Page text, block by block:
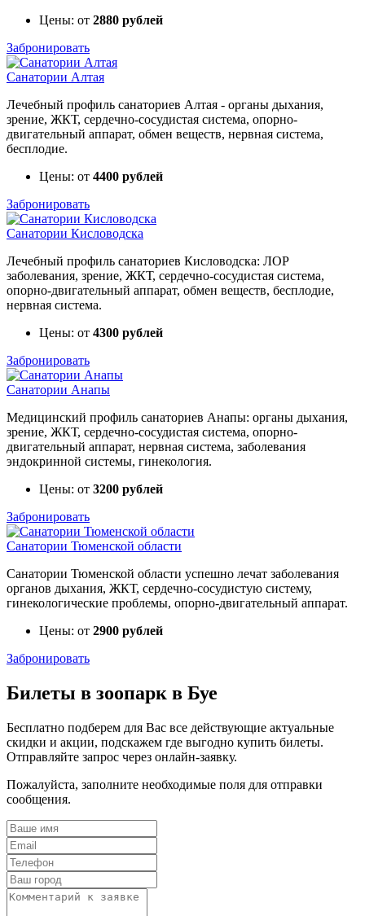
Цены: от 2880 рублей
Забронировать
Санатории Алтая
Лечебный профиль санаториев Алтая - органы дыхания,
зрение, ЖКТ, сердечно-сосудистая система, опорно-
двигательный аппарат, обмен веществ, нервная система,
бесплодие.
Цены: от 4400 рублей
Забронировать
Санатории Кисловодска
Лечебный профиль санаториев Кисловодска: ЛОР
заболевания, зрение, ЖКТ, сердечно-сосудистая система,
опорно-двигательный аппарат, обмен веществ, бесплодие,
нервная система.
Цены: от 4300 рублей
Забронировать
Санатории Анапы
Медицинский профиль санаториев Анапы: органы дыхания,
зрение, ЖКТ, сердечно-сосудистая система, опорно-
двигательный аппарат, нервная система, заболевания
эндокринной системы, гинекология.
Цены: от 3200 рублей
Забронировать
Санатории Тюменской области
Санатории Тюменской области успешно лечат заболевания
органов дыхания, ЖКТ, сердечно-сосудистую систему,
гинекологические проблемы, опорно-двигательный аппарат.
Цены: от 2900 рублей
Забронировать
Билеты в зоопарк в Буе
Бесплатно подберем для Вас все действующие актуальные
скидки и акции, подскажем где выгодно купить билеты.
Отправляйте запрос через онлайн-заявку.
Пожалуйста, заполните необходимые поля для отправки
сообщения.